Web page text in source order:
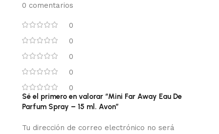
0 comentarios
0
0
0
0
0
Sé el primero en valorar “Mini Far Away Eau De
Parfum Spray – 15 ml. Avon”
Tu dirección de correo electrónico no será